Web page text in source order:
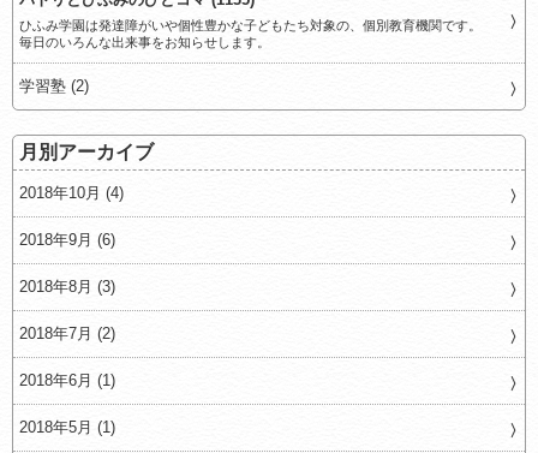
ひふみ学園は発達障がいや個性豊かな子どもたち対象の、個別教育機関です。
毎日のいろんな出来事をお知らせします。
学習塾 (2)
月別アーカイブ
2018年10月 (4)
2018年9月 (6)
2018年8月 (3)
2018年7月 (2)
2018年6月 (1)
2018年5月 (1)